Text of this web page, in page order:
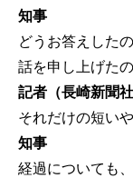
知事
どうお答えした
話を申し上げた
記者（長崎新聞社
それだけの短い
知事
経過についても